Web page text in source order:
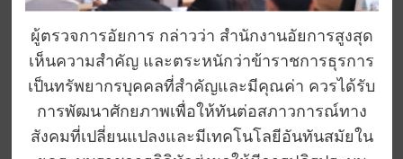
ผู้ตรวจการอัยการ กล่าวว่า สำนักงานอัยการสูงสุด
เห็นความสำคัญ และตระหนักว่าข้าราชการธุรการ
เป็นทรัพยากรบุคคลที่สำคัญและมีคุณค่า ควรได้รับ
การพัฒนาศักยภาพเพื่อให้ทันต่อสภาวการณ์ทาง
สังคมที่เปลี่ยนแปลงและมีเทคโนโลยีอันทันสมัยใน